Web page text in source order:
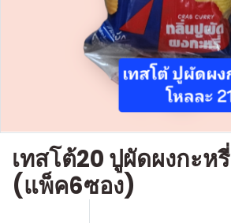
เทสโต้20 ปูผัดผงกะหรี่
(แพ็ค6ซอง)